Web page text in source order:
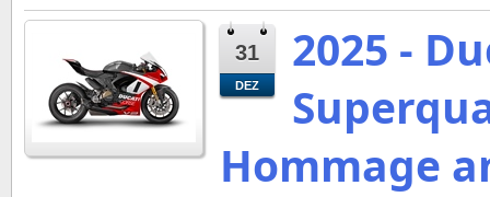
31
DEZ
2025 -
Hommage